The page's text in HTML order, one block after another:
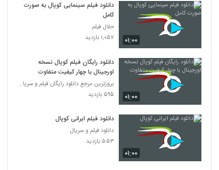
۰۱:۰۰
دانلود فیلم سینمایی کوپال به صورت
کامل
حلال فیلم
۱,۰۵۷ بازدید
۰۱:۰۰
دانلود رایگان فیلم کوپال نسخه
اورجینال با چهار کیفیت متفاوت
بروزترین مرجع دانلود رایگان فیلم و سریال ایرانی
۵۹۵ بازدید
۰۱:۰۰
دانلود فیلم ایرانی کوپال
دانلود فیلم و سریال
۵۵۳ بازدید